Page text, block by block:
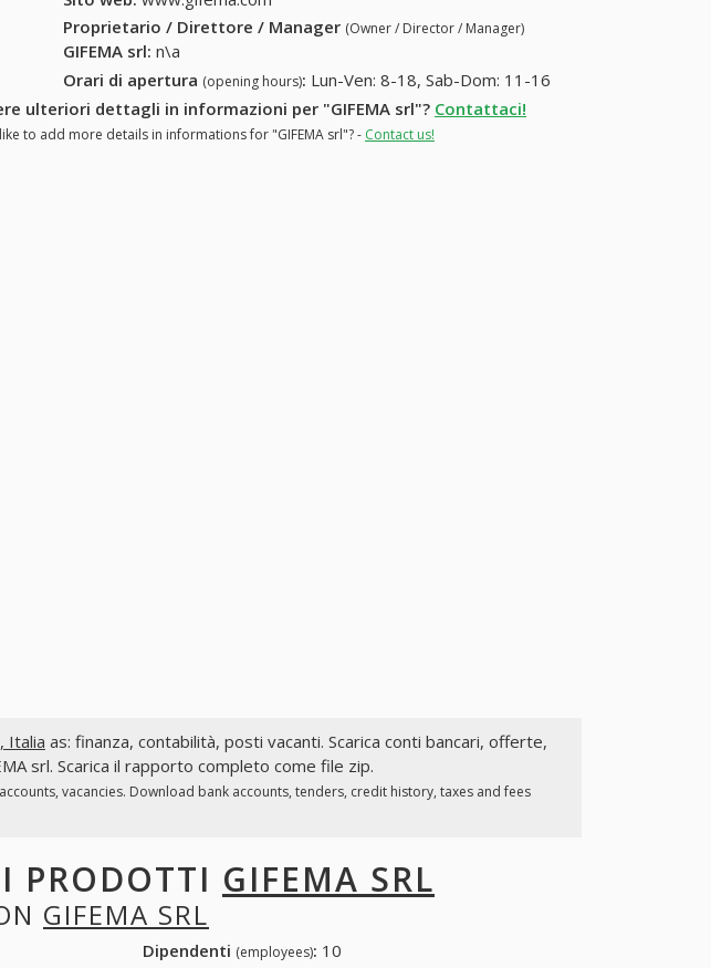
Proprietario / Direttore / Manager (Owner / Director / Manager)
GIFEMA srl: n\a
Orari di apertura (opening hours): Lun-Ven: 8-18, Sab-Dom: 11-16
ulteriori dettagli in informazioni per "GIFEMA srl"? Contattaci!
to add more details in informations for "GIFEMA srl"? - Contact us!
Italia as: finanza, contabilità, posti vacanti. Scarica conti bancari, offerte,
srl. Scarica il rapporto completo come file zip.
vacancies. Download bank accounts, tenders, credit history, taxes and fees
PRODOTTI GIFEMA SRL
GIFEMA SRL
Dipendenti (employees): 10